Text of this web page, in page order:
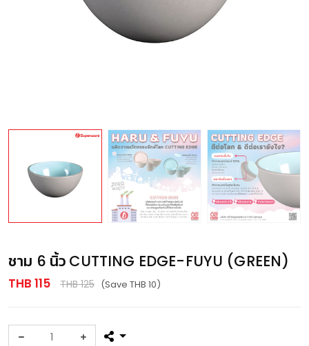
ชาม 6 นิ้ว CUTTING EDGE-FUYU (GREEN)
THB 115 THB 125 (Save THB 10)